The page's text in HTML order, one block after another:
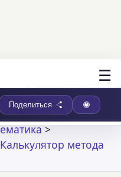
☰
Поделиться
>
Калькулятор метода